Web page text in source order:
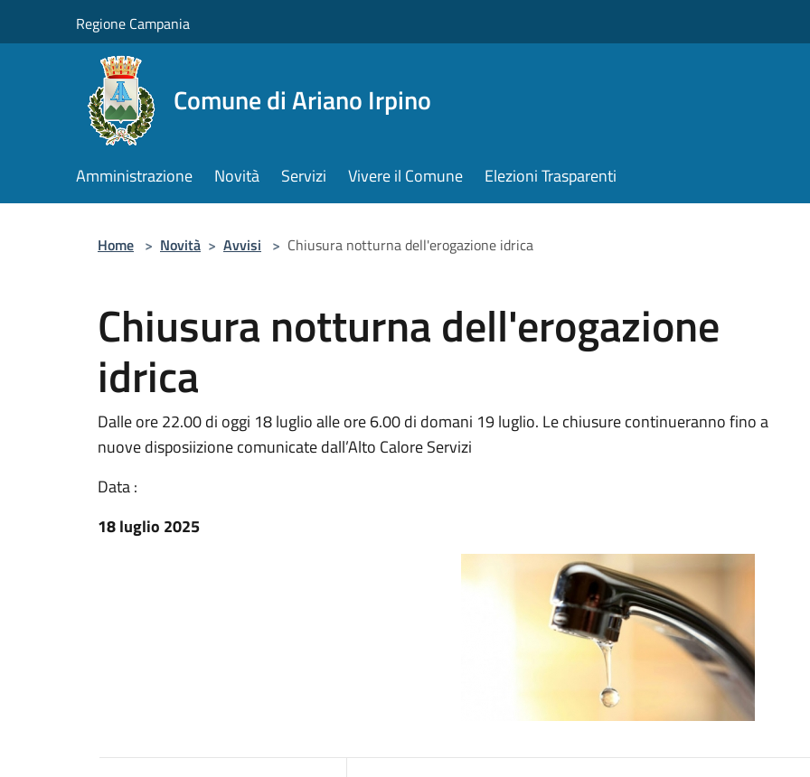
Regione Campania
Comune di Ariano Irpino
Amministrazione Novità Servizi Vivere il Comune Elezioni Trasparenti
Home > Novità > Avvisi > Chiusura notturna dell'erogazione idrica
Chiusura notturna dell'erogazione
idrica
Dalle ore 22.00 di oggi 18 luglio alle ore 6.00 di domani 19 luglio. Le chiusure continueranno fino a
nuove disposiizione comunicate dall’Alto Calore Servizi
Data :
18 luglio 2025